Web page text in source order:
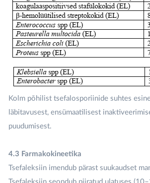
Kolm põhilist tsefalosporiinide suhtes
läbitavusest, ensümaatilisest
puudumisest.
4.3 Farmakokineetika
Tsefaleksiin imendub pärast suukaudset